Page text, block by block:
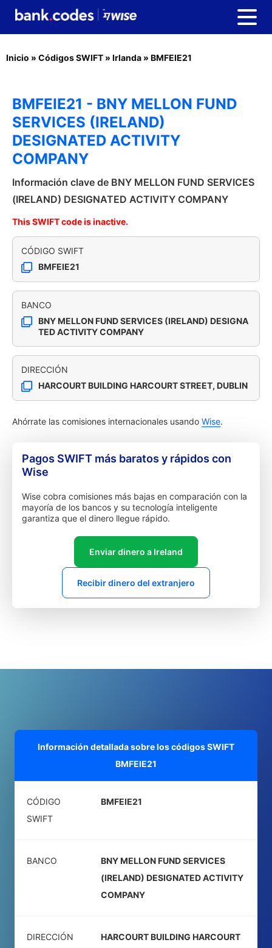
Inicio » Códigos SWIFT » Irlanda » BMFEIE21
BMFEIE21 - BNY MELLON FUND
SERVICES (IRELAND)
DESIGNATED ACTIVITY
COMPANY
Información clave de BNY MELLON FUND SERVICES
(IRELAND) DESIGNATED ACTIVITY COMPANY
This SWIFT code is inactive.
CÓDIGO SWIFT
BMFEIE21
BANCO
BNY MELLON FUND SERVICES (IRELAND) DESIGNA
TED ACTIVITY COMPANY
DIRECCIÓN
HARCOURT BUILDING HARCOURT STREET, DUBLIN
Ahórrate las comisiones internacionales usando Wise.
Pagos SWIFT más baratos y rápidos con
Wise
Wise cobra comisiones más bajas en comparación con la
mayoría de los bancos y su tecnología inteligente
garantiza que el dinero llegue rápido.
Enviar dinero a Ireland
Recibir dinero del extranjero
Información detallada sobre los códigos SWIFT
BMFEIE21
CÓDIGO
SWIFT
BMFEIE21
BANCO
BNY MELLON FUND SERVICES
(IRELAND) DESIGNATED ACTIVITY
COMPANY
DIRECCIÓN
HARCOURT BUILDING HARCOURT